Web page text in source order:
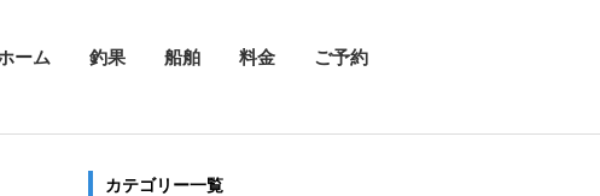
ーム 釣果 船舶 料金 ご予約
カテゴリー一覧